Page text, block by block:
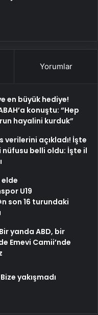
Yorumlar
en büyük hediye!
konuştu: “Hep
hayalini kurduk”
verilerini açıkladı! İşte
nüfusu belli oldu: İşte il
elde
U19
son 16 turundaki
yanda ABD, bir
Emevi Camii’nde
yakışmadı